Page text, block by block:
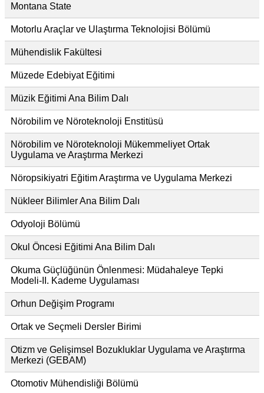
Montana State
Motorlu Araçlar ve Ulaştırma Teknolojisi Bölümü
Mühendislik Fakültesi
Müzede Edebiyat Eğitimi
Müzik Eğitimi Ana Bilim Dalı
Nörobilim ve Nöroteknoloji Enstitüsü
Nörobilim ve Nöroteknoloji Mükemmeliyet Ortak
Uygulama ve Araştırma Merkezi
Nöropsikiyatri Eğitim Araştırma ve Uygulama Merkezi
Nükleer Bilimler Ana Bilim Dalı
Odyoloji Bölümü
Okul Öncesi Eğitimi Ana Bilim Dalı
Okuma Güçlüğünün Önlenmesi: Müdahaleye Tepki
Modeli-II. Kademe Uygulaması
Orhun Değişim Programı
Ortak ve Seçmeli Dersler Birimi
Otizm ve Gelişimsel Bozukluklar Uygulama ve Araştırma
Merkezi (GEBAM)
Otomotiv Mühendisliği Bölümü